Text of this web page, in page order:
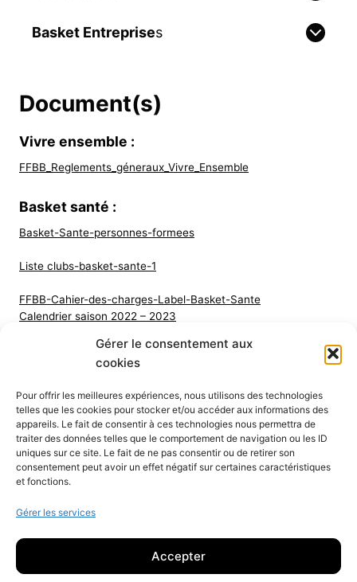
Gérer le consentement aux
cookies
Pour offrir les meilleures expériences, nous utilisons des technologies
telles que les cookies pour stocker et/ou accéder aux informations des
appareils. Le fait de consentir à ces technologies nous permettra de
traiter des données telles que le comportement de navigation ou les ID
uniques sur ce site. Le fait de ne pas consentir ou de retirer son
consentement peut avoir un effet négatif sur certaines caractéristiques
et fonctions.
Gérer les services
Accepter
Basket Entreprises
Document(s)
Vivre ensemble :
FFBB_Reglements_géneraux_Vivre_Ensemble
Basket santé :
Basket-Sante-personnes-formees
Liste clubs-basket-sante-1
FFBB-Cahier-des-charges-Label-Basket-Sante
Calendrier saison 2022 – 2023
Note-BRE-procedure-surclassements-2022-2023
Certificat_d_aptitude_au_surclassement 1
Tableau_des_surclassements_2023-2024_sous_reserve
Procès verbaux